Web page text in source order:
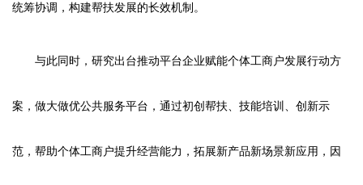
统筹协调，构建帮扶发展的长效机制。
与此同时，研究出台推动平台企业赋能个体工商户发展行动方
案，做大做优公共服务平台，通过初创帮扶、技能培训、创新示
范，帮助个体工商户提升经营能力，拓展新产品新场景新应用，因